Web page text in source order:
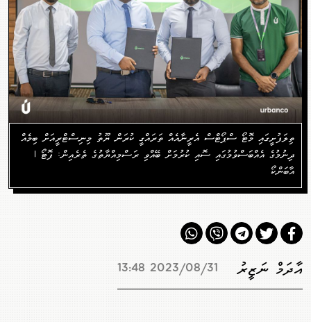
ތިލަފުށީގައި މޮޓޯ ސްޕޯޓްސް އެރީނާއެއް ތަރައްގީ ކުރަން ޔޫތު މިނިސްޓްރީއަށް ބިމެއް
ދިނުމުގެ އެއްބަސްވުމުގައި ސޮއި ކުރުމަށް ބޭއްވި ރަސްމިއްޔާތުގެ ތެރެއިން: ފޮޓޯ |
އާބަންކޯ
އާދަމް ނަޒީރު 2023/08/31 13:48